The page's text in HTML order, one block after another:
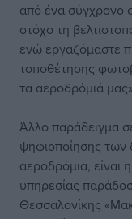
από ένα σύγχρονο
στόχο τη
ενώ εργαζόμαστε
τοποθέτησης
τα αεροδρόμιά
Άλλο παράδειγμα
ψηφιοποίησης των
αεροδρόμια, είναι
υπηρεσίας
Θεσσαλονίκης